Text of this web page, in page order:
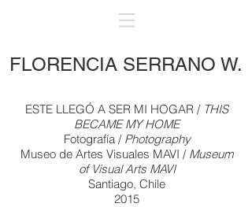
FLORENCIA SERRANO W.
ESTE LLEGÓ A SER MI HOGAR / THIS
BECAME MY HOME
Fotografía / Photography
Museo de Artes Visuales MAVI /Museum
of Visual Arts MAVI
Santiago, Chile
2015